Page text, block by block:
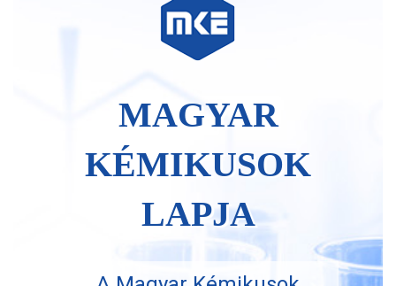
MAGYAR
KÉMIKUSOK
LAPJA